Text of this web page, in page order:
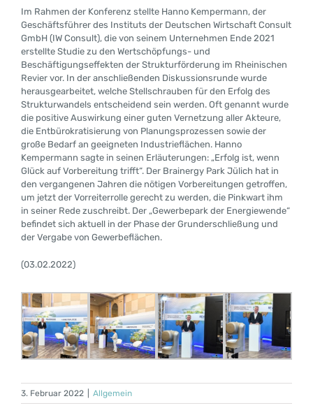
Im Rahmen der Konferenz stellte Hanno Kempermann, der
Geschäftsführer des Instituts der Deutschen Wirtschaft Consult
GmbH (IW Consult), die von seinem Unternehmen Ende 2021
erstellte Studie zu den Wertschöpfungs- und
Beschäftigungseffekten der Strukturförderung im Rheinischen
Revier vor. In der anschließenden Diskussionsrunde wurde
herausgearbeitet, welche Stellschrauben für den Erfolg des
Strukturwandels entscheidend sein werden. Oft genannt wurde
die positive Auswirkung einer guten Vernetzung aller Akteure,
die Entbürokratisierung von Planungsprozessen sowie der
große Bedarf an geeigneten Industrieflächen. Hanno
Kempermann sagte in seinen Erläuterungen: „Erfolg ist, wenn
Glück auf Vorbereitung trifft“. Der Brainergy Park Jülich hat in
den vergangenen Jahren die nötigen Vorbereitungen getroffen,
um jetzt der Vorreiterrolle gerecht zu werden, die Pinkwart ihm
in seiner Rede zuschreibt. Der „Gewerbepark der Energiewende“
befindet sich aktuell in der Phase der Grunderschließung und
der Vergabe von Gewerbeflächen.
(03.02.2022)
3. Februar 2022 Allgemein